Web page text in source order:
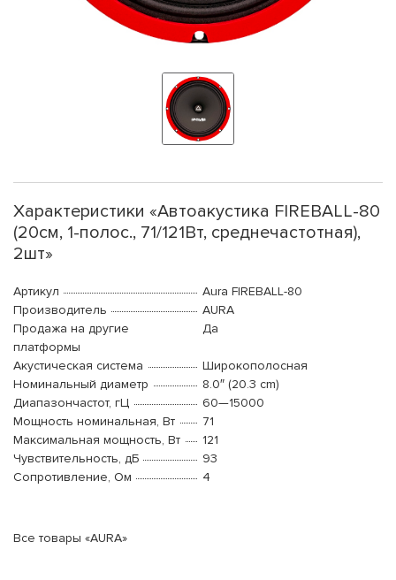
Характеристики «Автоакустика FIREBALL-80
(20см, 1-полос., 71/121Вт, среднечастотная),
2шт»
Артикул
Aura FIREBALL-80
Производитель
AURA
Продажа на другие
платформы
Да
Акустическая система
Широкополосная
Номинальный диаметр
8.0″ (20.3 cm)
Диапазончастот, гЦ
60—15000
Мощность номинальная, Вт
71
Максимальная мощность, Вт
121
Чувствительность, дБ
93
Сопротивление, Ом
4
Все товары «AURA»